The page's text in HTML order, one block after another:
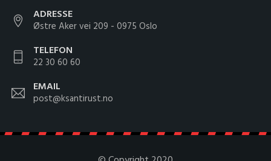
ADRESSE
Østre Aker vei 209 - 0975 Oslo
TELEFON
22 30 60 60
EMAIL
post@ksantirust.no